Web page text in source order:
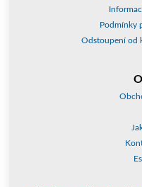
Podmínky
Odstoupení od